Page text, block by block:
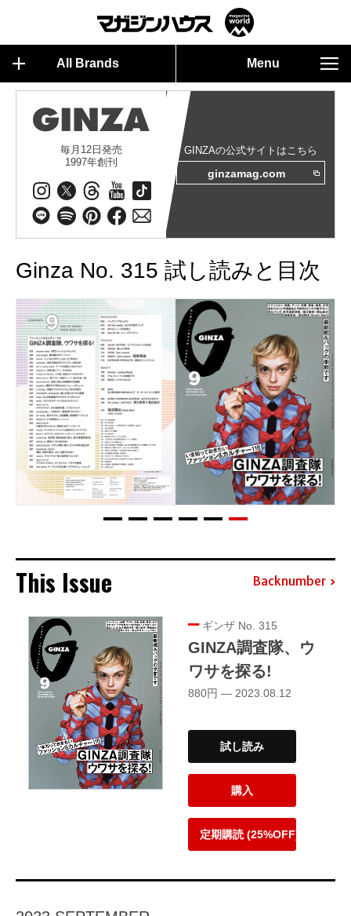
All Brands Menu
毎月12日発売
1997年創刊
GINZAの公式サイトはこちら
ginzamag.com
Ginza No. 315 試し読みと目次
This Issue Backnumber
ギンザ No. 315
GINZA調査隊、ウ
ワサを探る!
880円 — 2023.08.12
試し読み
購入
定期購読 (25%OFF)